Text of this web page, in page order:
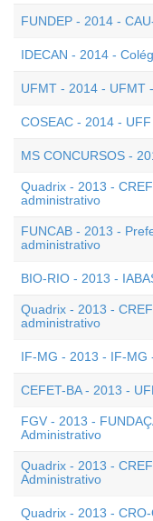
FUNDEP - 2014 -
IDECAN - 2014 -
UFMT - 2014 - UFMT
COSEAC - 2014 -
MS CONCURSOS -
Quadrix - 2013 -
administrativo
FUNCAB - 2013 -
administrativo
BIO-RIO - 2013 -
Quadrix - 2013 -
administrativo
IF-MG - 2013 - IF-MG
CEFET-BA - 2013 -
FGV - 2013 -
Administrativo
Quadrix - 2013 -
Administrativo
Quadrix - 2013 -